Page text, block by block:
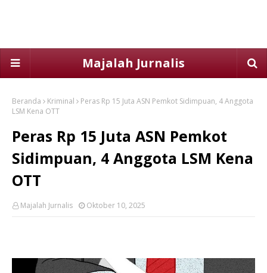
Majalah Jurnalis
Beranda Kriminal
Peras Rp 15 Juta ASN Pemkot Sidimpuan, 4 Anggota
LSM Kena OTT
Peras Rp 15 Juta ASN Pemkot
Sidimpuan, 4 Anggota LSM Kena
OTT
Majalah Jurnalis Oktober 10, 2025